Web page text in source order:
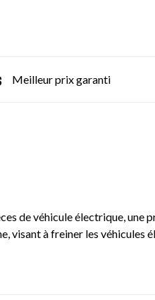
Meilleur prix garanti
de véhicule électrique, une
visant à freiner les véhicules